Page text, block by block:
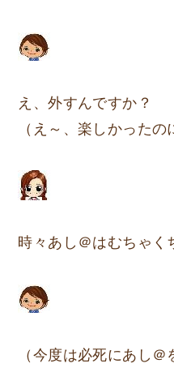
え、外すんですか？
（え～、楽しかったの
時々あし＠はむちゃく
（今度は必死にあし＠